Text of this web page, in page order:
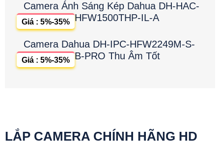
Camera Ánh Sáng Kép Dahua DH-HAC-
HFW1500THP-IL-A
Giá : 5%-35%
Camera Dahua DH-IPC-HFW2249M-S-
B-PRO Thu Âm Tốt
Giá : 5%-35%
LẮP CAMERA CHÍNH HÃNG HD